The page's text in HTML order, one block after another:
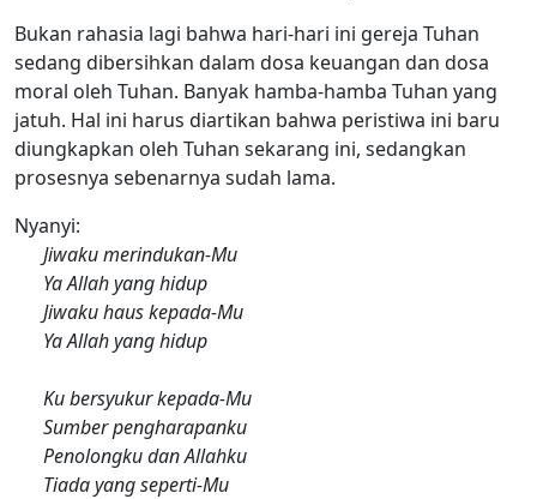
Bukan rahasia lagi bahwa hari-hari ini gereja Tuhan
sedang dibersihkan dalam dosa keuangan dan dosa
moral oleh Tuhan. Banyak hamba-hamba Tuhan yang
jatuh. Hal ini harus diartikan bahwa peristiwa ini baru
diungkapkan oleh Tuhan sekarang ini, sedangkan
prosesnya sebenarnya sudah lama.
Nyanyi:
Jiwaku merindukan-Mu
Ya Allah yang hidup
Jiwaku haus kepada-Mu
Ya Allah yang hidup
Ku bersyukur kepada-Mu
Sumber pengharapanku
Penolongku dan Allahku
Tiada yang seperti-Mu